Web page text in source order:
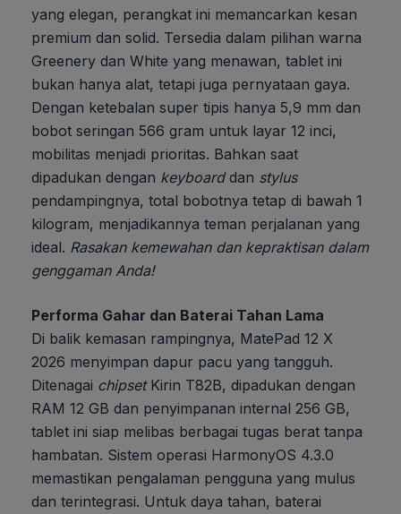
yang elegan, perangkat ini memancarkan kesan
premium dan solid. Tersedia dalam pilihan warna
Greenery dan White yang menawan, tablet ini
bukan hanya alat, tetapi juga pernyataan gaya.
Dengan ketebalan super tipis hanya 5,9 mm dan
bobot seringan 566 gram untuk layar 12 inci,
mobilitas menjadi prioritas. Bahkan saat
dipadukan dengan keyboarddan stylus
pendampingnya, total bobotnya tetap di bawah 1
kilogram, menjadikannya teman perjalanan yang
ideal. Rasakan kemewahan dan kepraktisan dalam
genggaman Anda!
Performa Gahar dan Baterai Tahan Lama
Di balik kemasan rampingnya, MatePad 12 X
2026 menyimpan dapur pacu yang tangguh.
Ditenagai chipsetKirin T82B, dipadukan dengan
RAM 12 GB dan penyimpanan internal 256 GB,
tablet ini siap melibas berbagai tugas berat tanpa
hambatan. Sistem operasi HarmonyOS 4.3.0
memastikan pengalaman pengguna yang mulus
dan terintegrasi. Untuk daya tahan, baterai